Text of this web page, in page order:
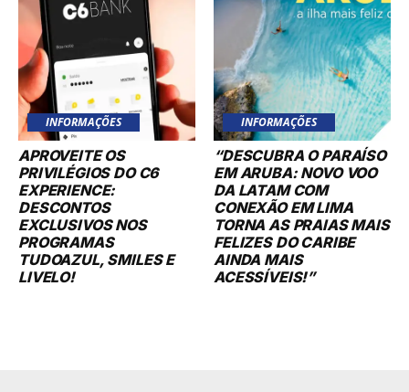
INFORMAÇÕES
APROVEITE OS
PRIVILÉGIOS DO C6
EXPERIENCE:
DESCONTOS
EXCLUSIVOS NOS
PROGRAMAS
TUDOAZUL, SMILES E
LIVELO!
INFORMAÇÕES
“DESCUBRA O PARAÍSO
EM ARUBA: NOVO VOO
DA LATAM COM
CONEXÃO EM LIMA
TORNA AS PRAIAS MAIS
FELIZES DO CARIBE
AINDA MAIS
ACESSÍVEIS!”